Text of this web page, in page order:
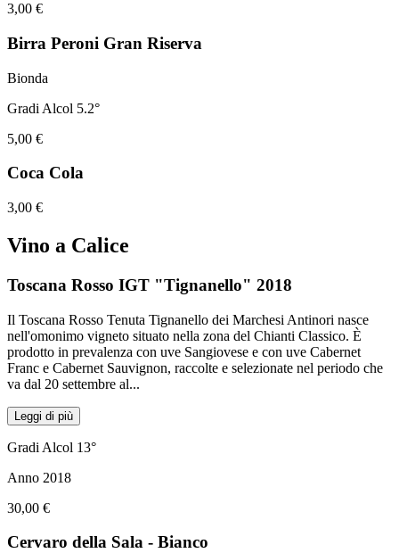
3,00 €
Birra Peroni Gran Riserva
Bionda
Gradi Alcol 5.2°
5,00 €
Coca Cola
3,00 €
Vino a Calice
Toscana Rosso IGT "Tignanello" 2018
Il Toscana Rosso Tenuta Tignanello dei Marchesi Antinori nasce
nell'omonimo vigneto situato nella zona del Chianti Classico. È
prodotto in prevalenza con uve Sangiovese e con uve Cabernet
Franc e Cabernet Sauvignon, raccolte e selezionate nel periodo che
va dal 20 settembre al...
Leggi di più
Gradi Alcol 13°
Anno 2018
30,00 €
Cervaro della Sala - Bianco